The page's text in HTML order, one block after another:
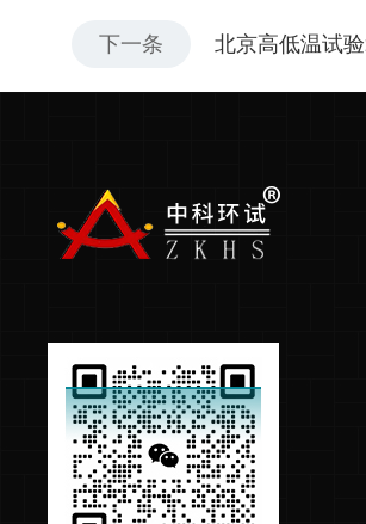
下一条 北京高低温试